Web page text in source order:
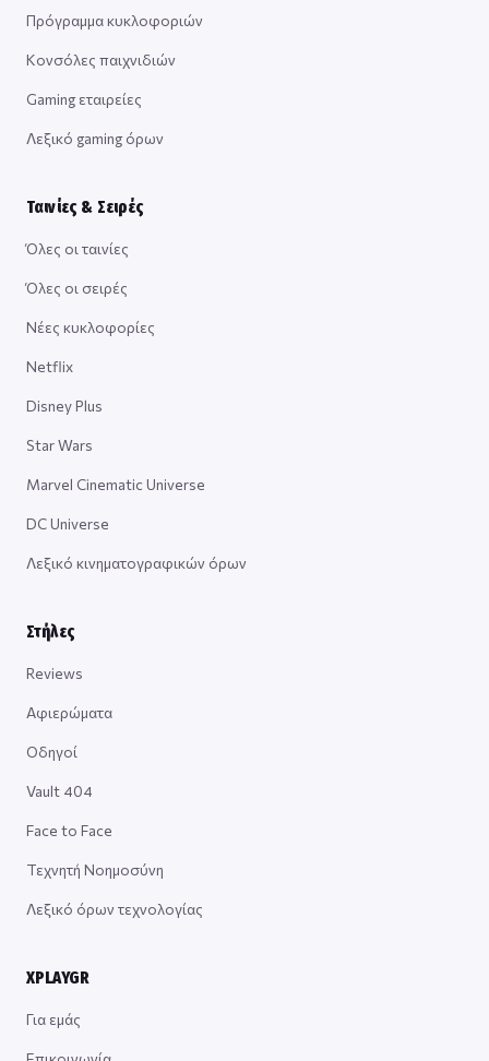
Πρόγραμμα κυκλοφοριών
Κονσόλες παιχνιδιών
Gaming εταιρείες
Λεξικό gaming όρων
Ταινίες & Σειρές
Όλες οι ταινίες
Όλες οι σειρές
Νέες κυκλοφορίες
Netflix
Disney Plus
Star Wars
Marvel Cinematic Universe
DC Universe
Λεξικό κινηματογραφικών όρων
Στήλες
Reviews
Αφιερώματα
Οδηγοί
Vault 404
Face to Face
Τεχνητή Νοημοσύνη
Λεξικό όρων τεχνολογίας
XPLAYGR
Για εμάς